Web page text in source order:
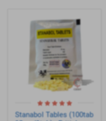
Stanabol Tables (100tab